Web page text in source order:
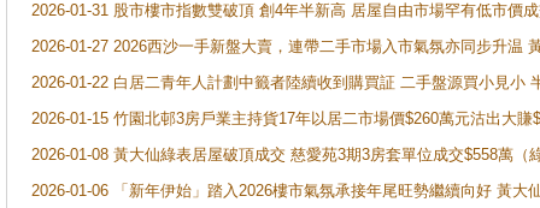
2026-01-31 股市樓市指數雙破頂 創4年半新高 居屋自由市場罕有低市價
2026-01-27 2026西沙一手新盤大賣，連帶二手市場入市氣氛亦同步升温
2026-01-22 白居二青年人計劃中籤者陸續收到購買証 二手盤源買小見小
2026-01-15 竹園北邨3房戶業主持貨17年以居二市場價$260萬元沽出大賺
2026-01-08 黃大仙綠表居屋破頂成交 慈愛苑3期3房套單位成交$558萬（
2026-01-06 「新年伊始」踏入2026樓市氣氛承接年尾旺勢繼續向好 黃